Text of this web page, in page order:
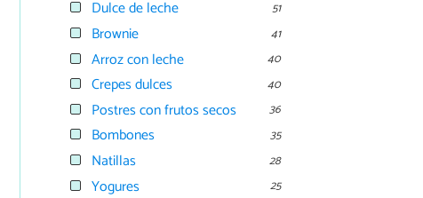
Dulce de leche 51
Brownie 41
Arroz con leche 40
Crepes dulces 40
Postres con frutos secos 36
Bombones 35
Natillas 28
Yogures 25